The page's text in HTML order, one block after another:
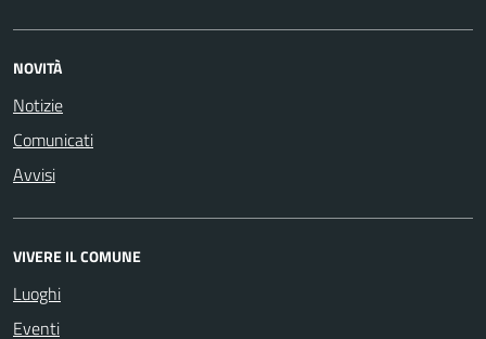
NOVITÀ
Notizie
Comunicati
Avvisi
VIVERE IL COMUNE
Luoghi
Eventi